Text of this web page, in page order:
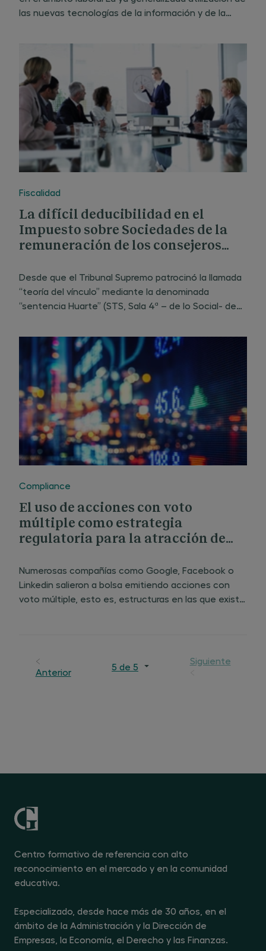
las nuevas tecnologías de la información y de la
nuevos problemas en el ámbito de las relaciones
Fiscalidad
La difícil deducibilidad en el
Impuesto sobre Sociedades de la
remuneración de los consejeros
mercantiles
Desde que el Tribunal Supremo patrocinó la llamada
“teoría del vínculo” mediante la denominada
“sentencia Huarte” (STS, Sala 4ª – de lo Social- de
sentencias posteriores que matizaron y confirmaron
Compliance
El uso de acciones con voto
múltiple como estrategia
regulatoria para la atracción de
Numerosas compañías como Google, Facebook o
Linkedin salieron a bolsa emitiendo acciones con
voto múltiple, esto es, estructuras en las que existe
Anterior 5 de 5 Siguiente
Centro formativo de referencia con alto
reconocimiento en el mercado y en la comunidad
educativa.
Especializado, desde hace más de 30 años, en el
ámbito de la Administración y la Dirección de
Empresas, la Economía, el Derecho y las Finanzas.